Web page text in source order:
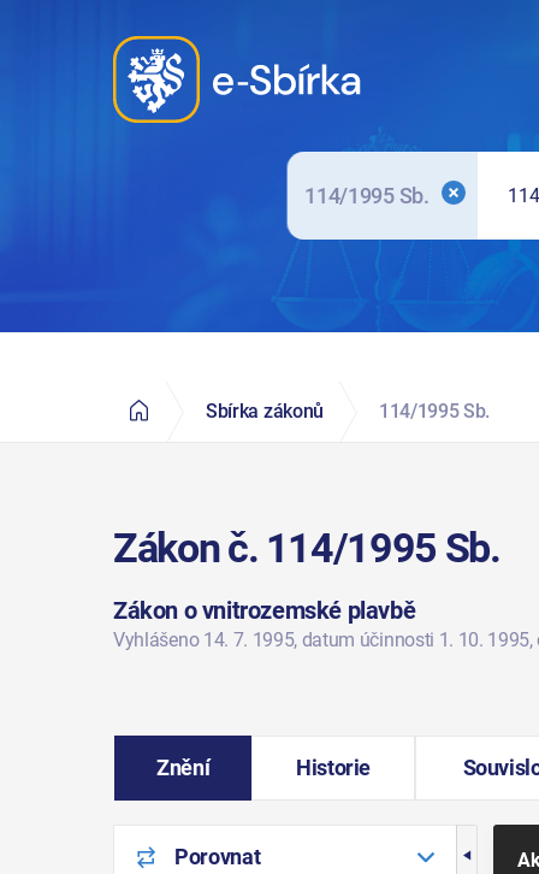
114/1995 Sb.
Sbírka zákonů 114/1995 Sb.
Zákon č. 114/1995 Sb.
Zákon o vnitrozemské plavbě
Vyhlášeno 14. 7. 1995, datum účinnosti 1. 10. 1995
Znění Historie
Porovnat